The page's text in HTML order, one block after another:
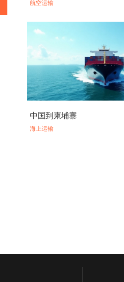
航空运输
中国到柬埔寨
海上运输